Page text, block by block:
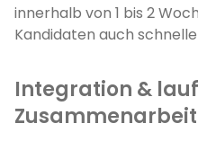
innerhalb von 1 bis 2
Kandidaten auch
Integration &
Zusammenarbeit